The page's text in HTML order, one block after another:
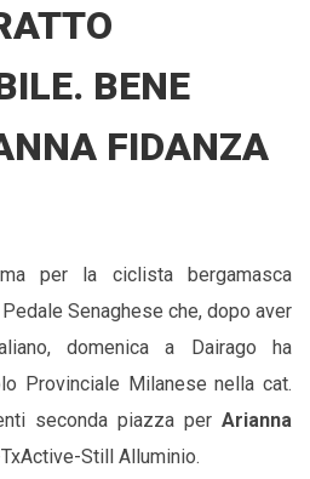
BENE
FIDANZA
per la ciclista bergamasca
Senaghese che, dopo aver
domenica a Dairago ha
Provinciale Milanese nella cat.
seconda piazza per Arianna
Still Alluminio.